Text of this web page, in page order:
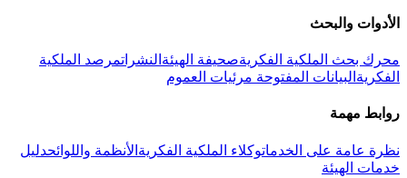
الأدوات والبحث
محرك بحث الملكية الفكريةصحيفة الهيئة النشراتمرصد الملكية
الفكرية البيانات المفتوحة مرئيات العموم
روابط مهمة
نظرة عامة على الخدماتوكلاء الملكية الفكرية الأنظمة واللوائحدليل
خدمات الهيئة